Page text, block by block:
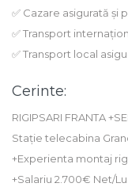
✅ Cazare asigurată și
✅ Transport
✅ Transport local
Cerinte:
RIGIPSARI FRANTA
Stație telecabina
+Experienta montaj
+Salariu 2.700€ Net/